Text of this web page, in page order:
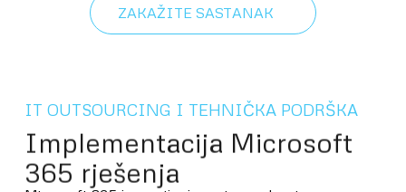
ZAKAŽITE SASTANAK
IT OUTSOURCING I TEHNIČKA PODRŠKA
Implementacija Microsoft
365 rješenja